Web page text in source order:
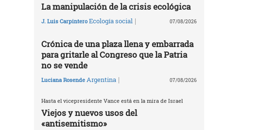
La manipulación de la crisis ecológica
J. Luis Carpintero Ecología social | 07/08/2026
Crónica de una plaza llena y embarrada
para gritarle al Congreso que la Patria
no se vende
Luciana Rosende Argentina | 07/08/2026
Hasta el vicepresidente Vance está en la mira de Israel
Viejos y nuevos usos del
«antisemitismo»